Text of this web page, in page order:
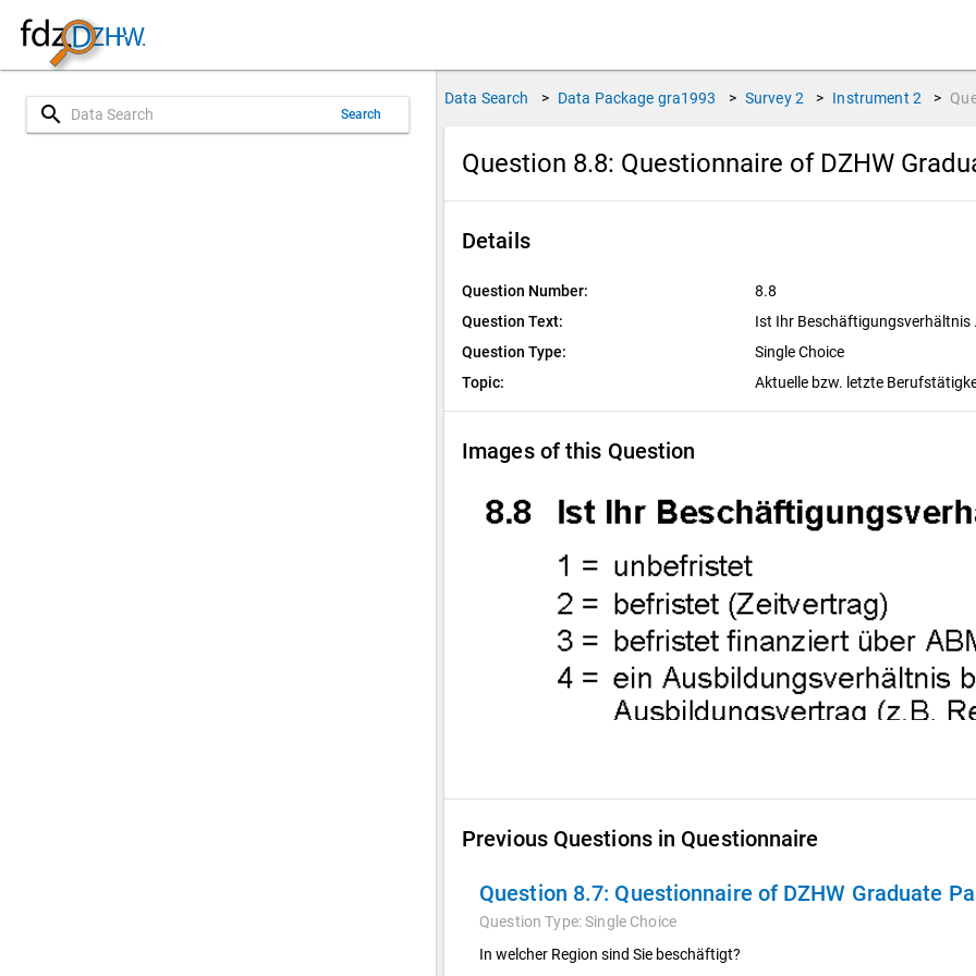
search Search
Data Search > Data Package gra1993 > Survey 2 > Instrument 2 >
Question 8.8: Questionnaire of DZHW
Details
Question Number:
8.8
Question Text:
Ist Ihr Beschäftigungsverhältnis
Question Type:
Single Choice
Topic:
Aktuelle bzw. letzte
Images of this Question
Previous Questions in Questionnaire
Question 8.7: Questionnaire of DZHW Graduate
Question Type:Single Choice
In welcher Region sind Sie beschäftigt?